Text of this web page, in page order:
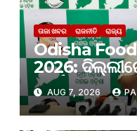
ତାଜା ଖବର ରାଜନୀତି ରାଜ୍ୟ
Odisha
2026:
କାର୍ଯ୍ୟକ୍ରମ;
ପ୍ରତିଶ୍ରୁତି
ବିଜେଡି
AUG 7, 2026